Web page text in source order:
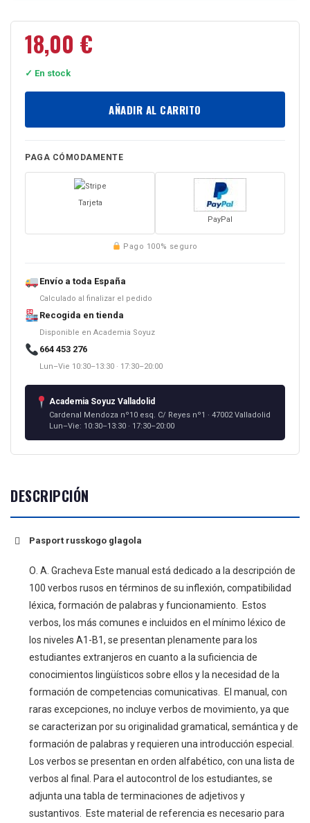
18,00 €
✓ En stock
AÑADIR AL CARRITO
PAGA CÓMODAMENTE
Tarjeta
PayPal
Pago 100% seguro
Envío a toda España
Calculado al finalizar el pedido
Recogida en tienda
Disponible en Academia Soyuz
664 453 276
Lun–Vie 10:30–13:30 · 17:30–20:00
Academia Soyuz Valladolid
Cardenal Mendoza nº10 esq. C/ Reyes nº1 · 47002 Valladolid
Lun–Vie: 10:30–13:30 · 17:30–20:00
DESCRIPCIÓN
Pasport russkogo glagola
О. A. Gracheva Este manual está dedicado a la descripción de
100 verbos rusos en términos de su inflexión, compatibilidad
léxica, formación de palabras y funcionamiento. Estos
verbos, los más comunes e incluidos en el mínimo léxico de
los niveles A1-B1, se presentan plenamente para los
estudiantes extranjeros en cuanto a la suficiencia de
conocimientos lingüísticos sobre ellos y la necesidad de la
formación de competencias comunicativas. El manual, con
raras excepciones, no incluye verbos de movimiento, ya que
se caracterizan por su originalidad gramatical, semántica y de
formación de palabras y requieren una introducción especial.
Los verbos se presentan en orden alfabético, con una lista de
verbos al final. Para el autocontrol de los estudiantes, se
adjunta una tabla de terminaciones de adjetivos y
sustantivos. Este material de referencia es necesario para